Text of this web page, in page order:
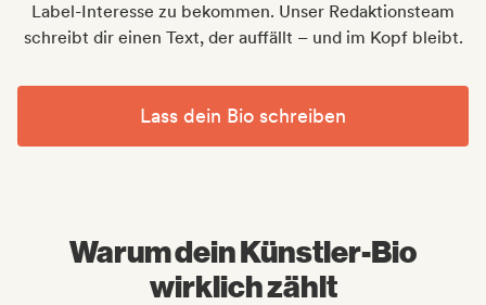
Label-Interesse zu bekommen. Unser Redaktionsteam
schreibt dir einen Text, der auffällt – und im Kopf bleibt.
Lass dein Bio schreiben
Warum dein Künstler-Bio
wirklich zählt